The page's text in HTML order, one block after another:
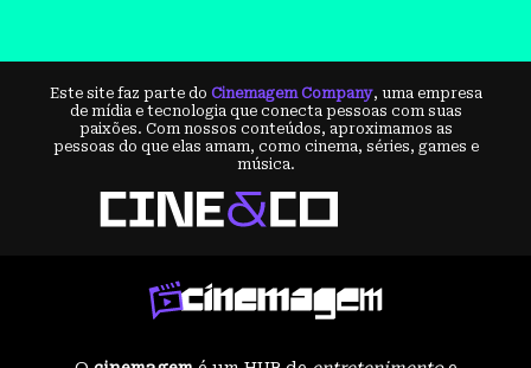
Este site faz parte do Cinemagem Company, uma empresa
de mídia e tecnologia que conecta pessoas com suas
paixões. Com nossos conteúdos, aproximamos as
pessoas do que elas amam, como cinema, séries, games e
música.